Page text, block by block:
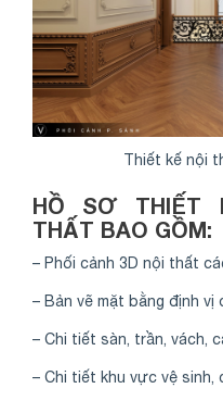
Thiết kế nội
HỒ SƠ THIẾT
THẤT BAO GỒM:
– Phối cảnh 3D nội thất
– Bản vẽ mặt bằng định vị
– Chi tiết sàn, trần, vách,
– Chi tiết khu vực vệ